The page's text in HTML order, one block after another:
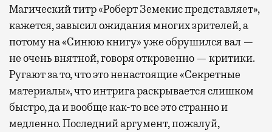
Магический титр «Роберт Земекис представляет»,
кажется, завысил ожидания многих зрителей, а
потому на «Синюю книгу» уже обрушился вал —
не очень внятной, говоря откровенно — критики.
Ругают за то, что это ненастоящие «Секретные
материалы», что интрига раскрывается слишком
быстро, да и вообще как-то все это странно и
медленно. Последний аргумент, пожалуй,